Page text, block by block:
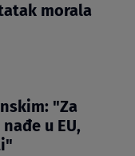
morala
"Za
u EU,